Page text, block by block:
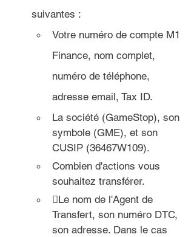
suivantes :
Votre numéro de compte M1
Finance, nom complet,
numéro de téléphone,
adresse email, Tax ID.
La société (GameStop), son
symbole (GME), et son
CUSIP (36467W109).
Combien d'actions vous
souhaitez transférer.
Le nom de l'Agent de
Transfert, son numéro DTC,
son adresse. Dans le cas